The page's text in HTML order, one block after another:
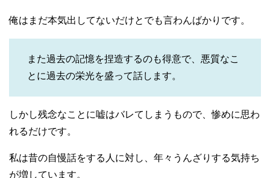
俺はまだ本気出してないだけとでも言わんばかりです。
また過去の記憶を捏造するのも得意で、悪質なこ
とに過去の栄光を盛って話します。
しかし残念なことに嘘はバレてしまうもので、惨めに思わ
れるだけです。
私は昔の自慢話をする人に対し、年々うんざりする気持ち
が増しています。